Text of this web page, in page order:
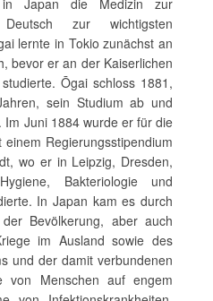
zur wichtigsten
lernte in Tokio zunächst an
bevor er an der Kaiserlichen
Ōgai schloss 1881,
sein Studium ab und
Juni 1884 wurde er für die
Regierungsstipendium
wo er in Leipzig, Dresden,
Bakteriologie und
In Japan kam es durch
Bevölkerung, aber auch
im Ausland sowie des
und der damit verbundenen
von Menschen auf engem